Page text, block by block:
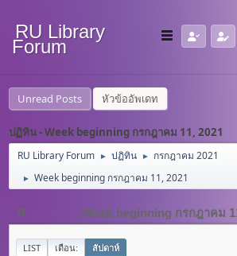
RU Library
Forum
Unread Posts หัวข้ออัพเดท
ปฏิทิน - Week beginning กรกฎาคม 11, 2021
RU Library Forum ► ปฏิทิน ► กรกฎาคม 2021
► Week beginning กรกฎาคม 11, 2021
« Week beginning กรกฎาคม
LIST เดือน: สัปดาห์